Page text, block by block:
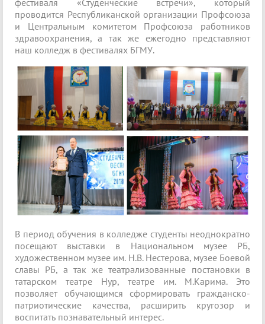
проводится Республиканской организации Профсоюза
и Центральным комитетом Профсоюза работников
здравоохранения, а так же ежегодно представляют
наш колледж в фестивалях БГМУ.
В период обучения в колледже студенты неоднократно
посещают выставки в Национальном музее РБ,
художественном музее им. Н.В. Нестерова, музее Боевой
славы РБ, а так же театрализованные постановки в
татарском театре Нур, театре им. М.Карима. Это
позволяет обучающимся сформировать гражданско-
патриотические качества, расширить кругозор и
воспитать познавательный интерес.